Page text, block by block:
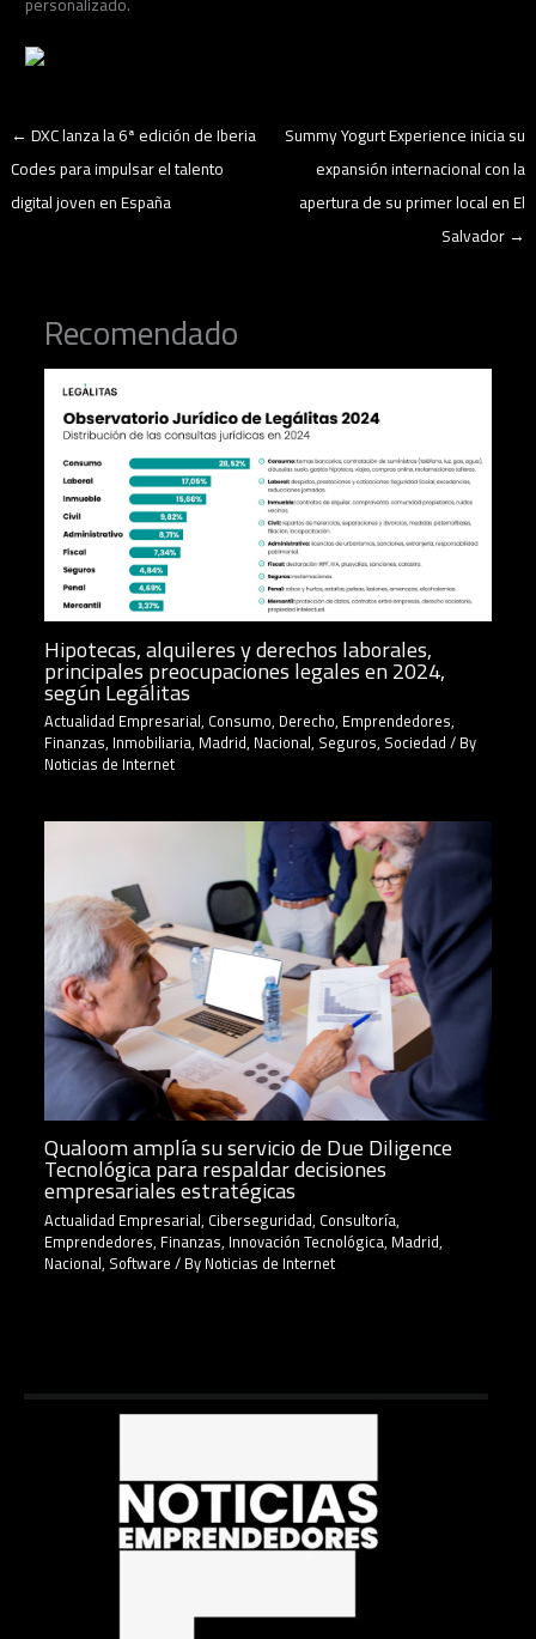
←DXC lanza la 6ª edición de Iberia
Codes para impulsar el talento
digital joven en España
Summy Yogurt Experience inicia su
expansión internacional con la
apertura de su primer local en El
Salvador→
Recomendado
Hipotecas, alquileres y derechos laborales,
principales preocupaciones legales en 2024,
según Legálitas
Actualidad Empresarial, Consumo, Derecho, Emprendedores,
Finanzas, Inmobiliaria, Madrid, Nacional, Seguros, Sociedad/ By
Noticias de Internet
Qualoom amplía su servicio de Due Diligence
Tecnológica para respaldar decisiones
empresariales estratégicas
Actualidad Empresarial, Ciberseguridad, Consultoría,
Emprendedores, Finanzas, Innovación Tecnológica, Madrid,
Nacional, Software/ ByNoticias de Internet